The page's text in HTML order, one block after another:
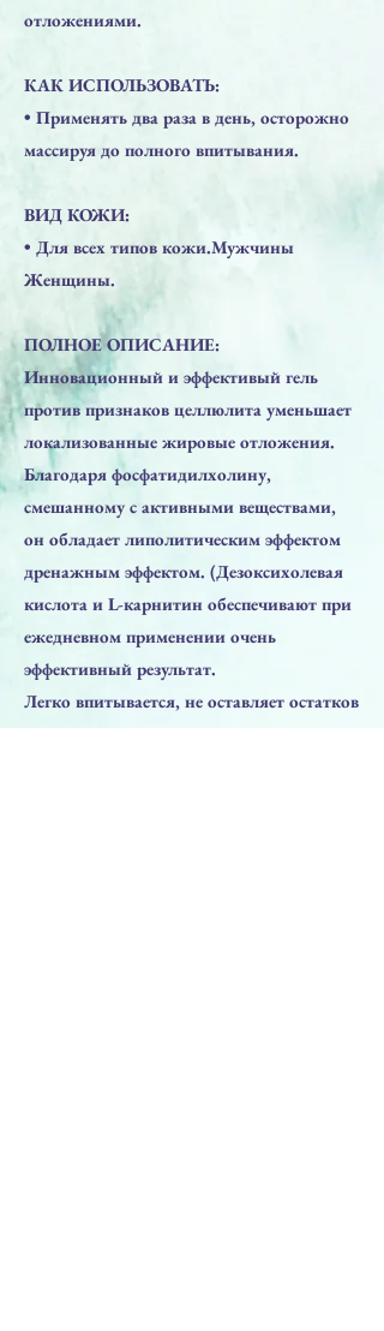
отложениями.
​КАК ИСПОЛЬЗОВАТЬ:
• Применять два раза в день, осторожно
массируя до полного впитывания.
ВИД КОЖИ:
• Для всех типов кожи.Мужчины
Женщины.
ПОЛНОЕ ОПИСАНИЕ:
Инновационный и эффективый гель
против признаков целлюлита уменьшает
локализованные жировые отложения.
Благодаря фосфатидилхолину,
смешанному с активными веществами,
он обладает липолитическим эффектом
дренажным эффектом. (Дезоксихолевая
кислота и L-карнитин обеспечивают при
ежедневном применении очень
эффективный результат.
Легко впитывается, не оставляет остатков
на коже и делает кожу мягкой,